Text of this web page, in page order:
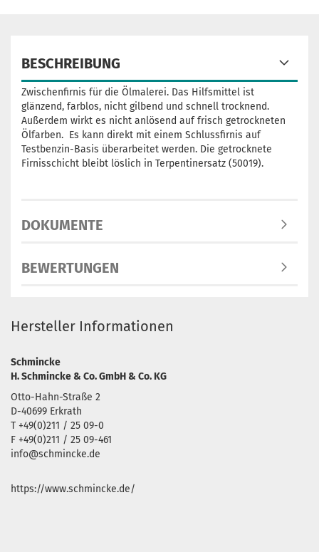
BESCHREIBUNG
Zwischenfirnis für die Ölmalerei. Das Hilfsmittel ist
glänzend, farblos, nicht gilbend und schnell trocknend.
Außerdem wirkt es nicht anlösend auf frisch getrockneten
Ölfarben. Es kann direkt mit einem Schlussfirnis auf
Testbenzin-Basis überarbeitet werden. Die getrocknete
Firnisschicht bleibt löslich in Terpentinersatz (50019).
DOKUMENTE
BEWERTUNGEN
Hersteller Informationen
Schmincke
H. Schmincke & Co. GmbH & Co. KG
Otto-Hahn-Straße 2
D-40699 Erkrath
T +49(0)211 / 25 09-0
F +49(0)211 / 25 09-461
info@schmincke.de
https://www.schmincke.de/